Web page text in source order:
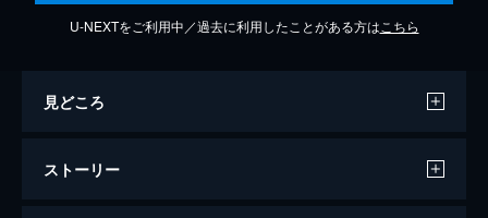
U-NEXTをご利用中／過去に利用したことがある方は こちら
見どころ
ストーリー